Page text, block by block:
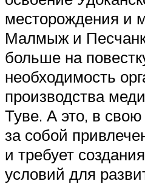
месторождения и
Малмыж и
больше на
необходимость
производства
Туве. А это, в
за собой
и требует
условий для